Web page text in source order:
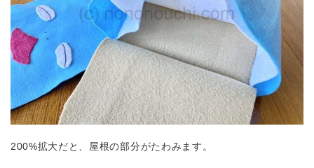
200%拡大だと、屋根の部分がたわみます。